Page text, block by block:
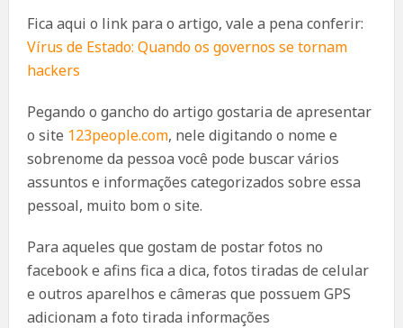
Fica aqui o link para o artigo, vale a pena conferir:
Vírus de Estado: Quando os governos se tornam
hackers
Pegando o gancho do artigo gostaria de apresentar
o site 123people.com, nele digitando o nome e
sobrenome da pessoa você pode buscar vários
assuntos e informações categorizados sobre essa
pessoal, muito bom o site.
Para aqueles que gostam de postar fotos no
facebook e afins fica a dica, fotos tiradas de celular
e outros aparelhos e câmeras que possuem GPS
adicionam a foto tirada informações